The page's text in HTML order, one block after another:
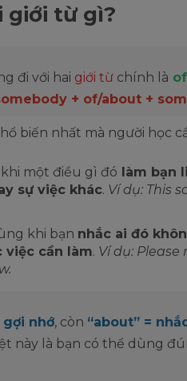
giới từ gì?
đi với hai giới từ chính là of
+ of/about +
biến nhất mà người học
một điều gì đó làm bạn
sự việc khác. Ví dụ: This
khi bạn nhắc ai đó
việc cần làm. Ví dụ:
gợi nhớ, còn “about” =
này là bạn có thể dùng